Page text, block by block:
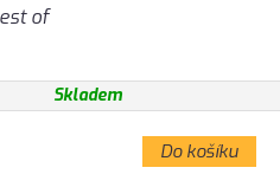
of
Skladem
Do košíku